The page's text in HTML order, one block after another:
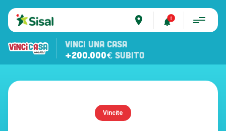
place
VINCI UNA CASA
+200.000€ SUBITO
Vincite